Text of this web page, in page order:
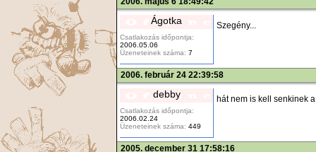
Ágotka
Csatlakozás időpontja:
2006.05.06
Üzeneteinek száma: 7
Szegény...
2006. február 24 22:39:58
debby
Csatlakozás időpontja:
2006.02.24
Üzeneteinek száma: 449
hát nem is kell senkinek
2005. december 31 17:58:16